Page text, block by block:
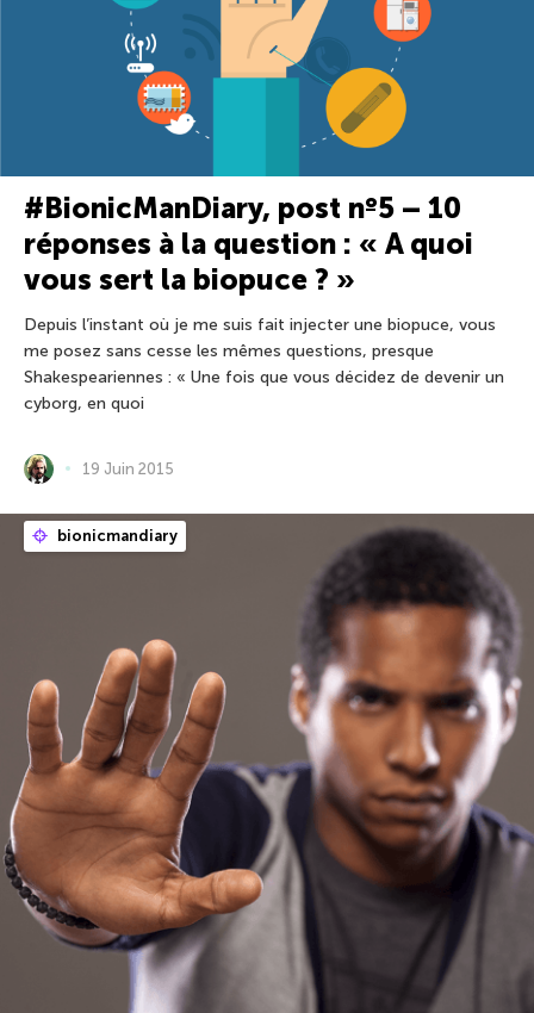
#BionicManDiary, post nº5 – 10
réponses à la question : « A quoi
vous sert la biopuce ? »
Depuis l’instant où je me suis fait injecter une biopuce, vous
me posez sans cesse les mêmes questions, presque
Shakespeariennes : « Une fois que vous décidez de devenir un
cyborg, en quoi
19 Juin 2015
bionicmandiary